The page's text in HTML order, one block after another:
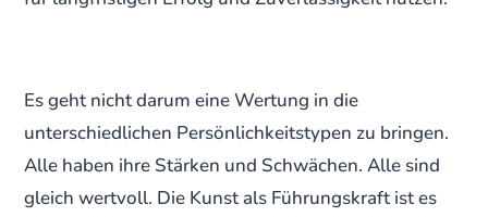
Es geht nicht darum eine Wertung in die
unterschiedlichen Persönlichkeitstypen zu bringen.
Alle haben ihre Stärken und Schwächen. Alle sind
gleich wertvoll. Die Kunst als Führungskraft ist es